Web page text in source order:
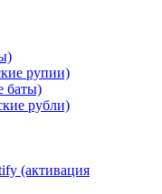
рупии)
баты)
рубли)
(активация